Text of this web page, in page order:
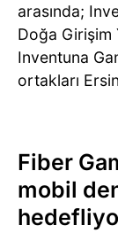
arasında;
Doğa Girişim
Inventuna
ortakları
Fiber
mobil